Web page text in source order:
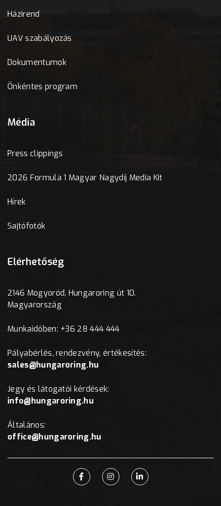
Házirend
UAV szabályozás
Dokumentumok
Önkéntes program
Média
Press clippings
2026 Formula 1 Magyar Nagydíj Media Kit
Hírek
Sajtófotók
Elérhetőség
2146 Mogyoród, Hungaroring út 10.
Magyarország
Munkaidőben: +36 28 444 444
Pályabérlés, rendezvény, értékesítés:
sales@hungaroring.hu
Jegy és látogatói kérdések:
info@hungaroring.hu
Általános:
office@hungaroring.hu